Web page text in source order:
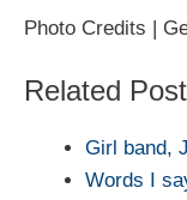
Photo Credits |
Related
Girl band,
Words I